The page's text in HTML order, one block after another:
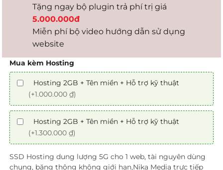
Tặng ngay bộ plugin trả phí trị giá
5.000.000đ
Miễn phí bộ video hướng dẫn sử dụng
website
Mua kèm Hosting
Hosting 2GB + Tên miền + Hỗ trợ kỹ thuật
(+1.000.000 ₫)
Hosting 2GB + Tên miền + Hỗ trợ kỹ thuật
(+1.300.000 ₫)
SSD Hosting dung lượng 5G cho 1 web, tài nguyên dùng
chung, băng thông không giới hạn,Nika Media trực tiếp